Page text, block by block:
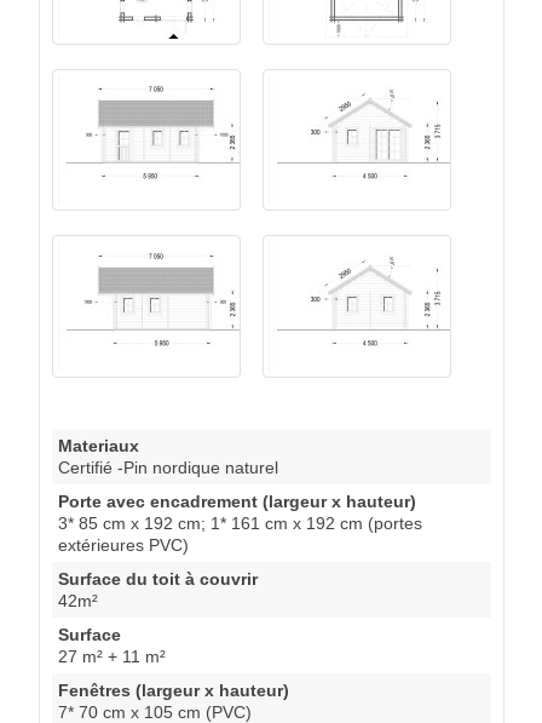
Materiaux
Certifié -Pin nordique naturel
Porte avec encadrement (largeur x hauteur)
3* 85 cm x 192 cm; 1* 161 cm x 192 cm (portes
extérieures PVC)
Surface du toit à couvrir
42m²
Surface
27 m² + 11 m²
Fenêtres (largeur x hauteur)
7* 70 cm x 105 cm (PVC)